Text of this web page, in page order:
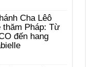
Cha Lêô
thăm Pháp: Từ
đến hang